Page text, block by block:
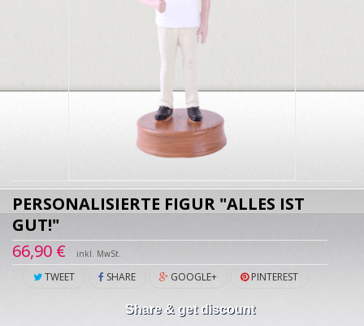
PERSONALISIERTE FIGUR "ALLES IST
GUT!"
66,90 €
inkl. MwSt.
TWEET SHARE GOOGLE+ PINTEREST
Share & get discount